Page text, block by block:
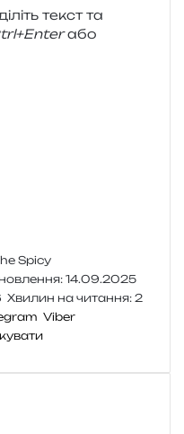
текст та
або
Spicy
14.09.2025
Хвилин на читання: 2
Viber